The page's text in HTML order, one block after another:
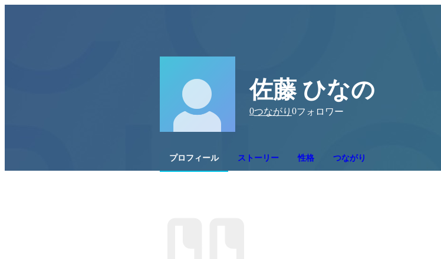
佐藤 ひなの
0つながり 0フォロワー
プロフィール ストーリー 性格 つながり